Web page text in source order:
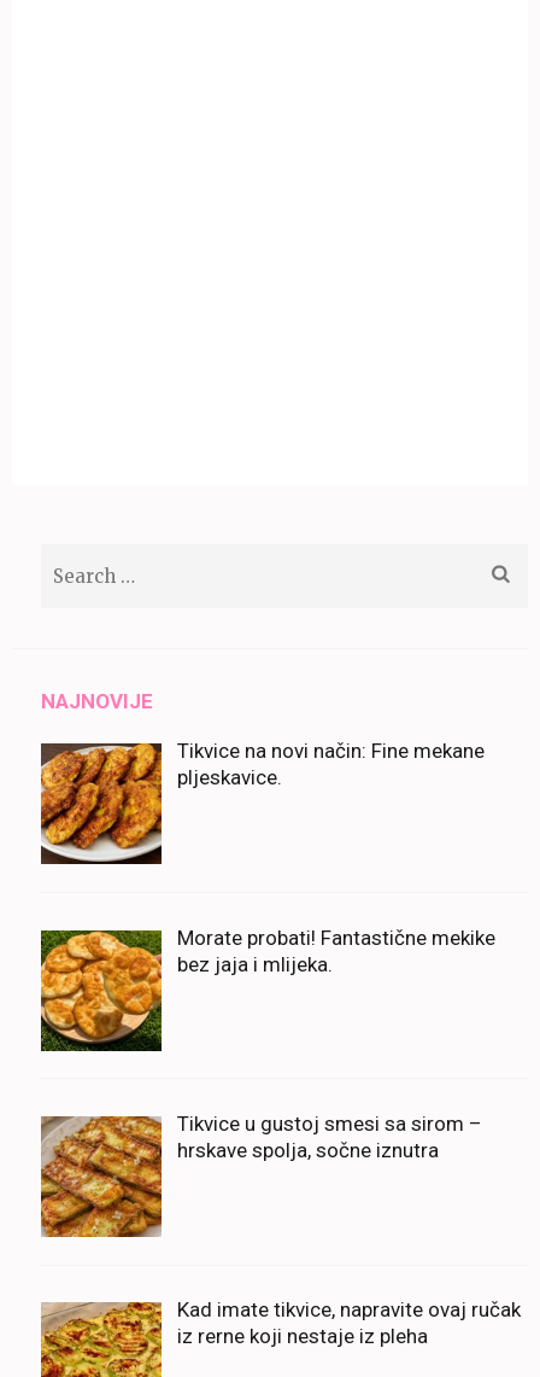
NAJNOVIJE
Tikvice na novi način: Fine mekane
pljeskavice.
Morate probati! Fantastične mekike
bez jaja i mlijeka.
Tikvice u gustoj smesi sa sirom –
hrskave spolja, sočne iznutra
Kad imate tikvice, napravite ovaj ručak
iz rerne koji nestaje iz pleha